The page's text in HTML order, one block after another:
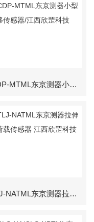
CDP-MTML东京测器小型位移传感器/江西欣罡科技
TLJ-NATML东京测器拉伸型荷载传感器 江西欣罡科技